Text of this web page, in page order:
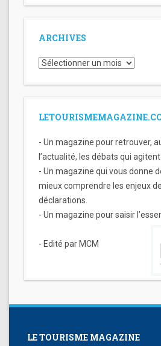
ARCHIVES
Archives
- Un magazine pour retrouver,
l’actualité, les débats qui
- Un magazine qui vous donne
mieux comprendre les enjeux
déclarations.
- Un magazine pour saisir
- Edité par MCM
LE TOURISME MAGAZINE